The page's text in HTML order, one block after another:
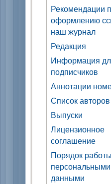
Рекомендации
оформлению
наш журнал
Редакция
Информация
подписчиков
Аннотации
Список авторов
Выпуски
Лицензионное
соглашение
Порядок
персональными
данными